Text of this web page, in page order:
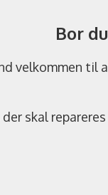
Bor
velkommen
skal